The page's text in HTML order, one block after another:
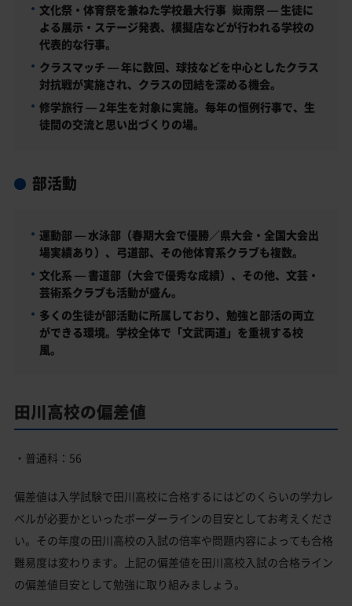
文化祭・体育祭を兼ねた学校最大行事 嶽南祭 — 生徒に
よる展示・ステージ発表、模擬店などが行われる学校の
代表的な行事。
クラスマッチ — 年に数回、球技などを中心としたクラス
対抗戦が実施され、クラスの団結を深める機会。
修学旅行 — 2年生を対象に実施。毎年の恒例行事で、生
徒間の交流と思い出づくりの場。
部活動
運動部 — 水泳部（春期大会で優勝／県大会・全国大会出
場実績あり）、弓道部、その他体育系クラブも複数。
文化系 — 書道部（大会で優秀な成績）、その他、文芸・
芸術系クラブも活動が盛ん。
多くの生徒が部活動に所属しており、勉強と部活の両立
ができる環境。学校全体で「文武両道」を重視する校
風。
田川高校の偏差値
・普通科：56
偏差値は入学試験で田川高校に合格するにはどのくらいの学力レ
ベルが必要かといったボーダーラインの目安としてお考えくださ
い。その年度の田川高校の入試の倍率や問題内容によっても合格
難易度は変わります。上記の偏差値を田川高校入試の合格ライン
の偏差値目安として勉強に取り組みましょう。